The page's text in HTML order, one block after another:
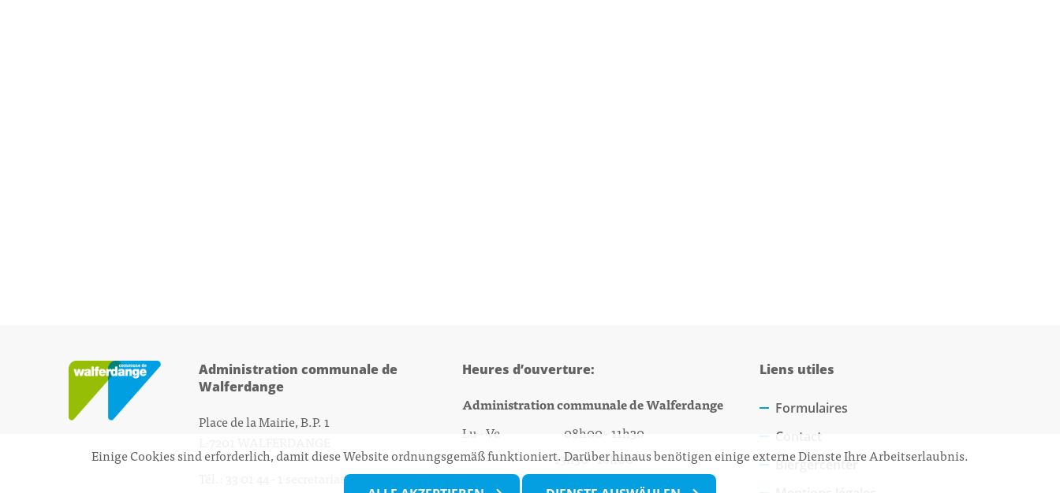
Administration communale de
Walferdange
Place de la Mairie, B.P. 1
secretariat@walfer.lu
Heures d’ouverture:
Administration communale de Walferdange
Lu - Ve 08h00 - 11h30
13h30 - 16h00
Biergercenter
Liens utiles
Formulaires
Contact
Biergercenter
Einige Cookies sind erforderlich, damit diese Website ordnungsgemäß funktioniert. Darüber hinaus benötigen einige externe Dienste Ihre Arbeitserlaubnis.